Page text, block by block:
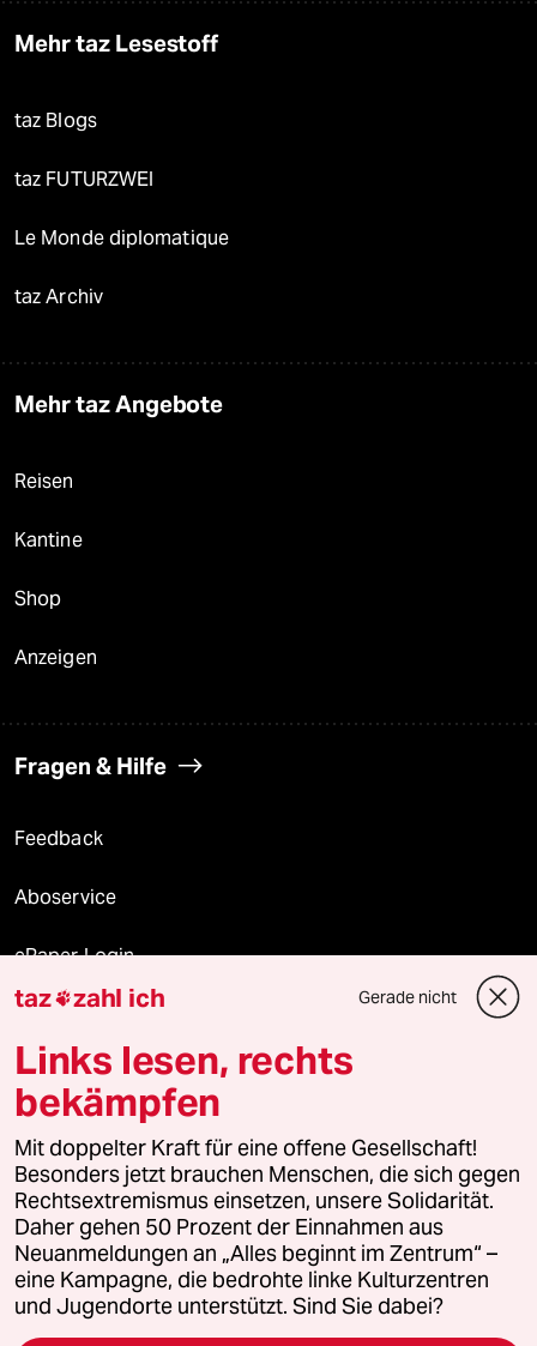
Mehr taz Lesestoff
taz Blogs
taz FUTURZWEI
Le Monde diplomatique
taz Archiv
Mehr taz Angebote
Reisen
Kantine
Shop
Anzeigen
Fragen & Hilfe
Feedback
Aboservice
ePaper Login
Downloads für Abonnierende
© 2026 taz Verlags und Vertriebs GmbH
Alle Rechte vorbehalten. Bei rechtlichen Fragen oder für Genehmigungen
wenden Sie sich bitte an
lizenzen@taz.de
Feedback Redaktionsstatut Kommune-Richtlinien
Leitlinie Informant Datenschutz Impressum AGB
taz zahl ich Gerade nicht
Links lesen, rechts
bekämpfen
Mit doppelter Kraft für eine offene Gesellschaft!
Besonders jetzt brauchen Menschen, die sich gegen
Rechtsextremismus einsetzen, unsere Solidarität.
Daher gehen 50 Prozent der Einnahmen aus
Neuanmeldungen an „Alles beginnt im Zentrum“ –
eine Kampagne, die bedrohte linke Kulturzentren
und Jugendorte unterstützt. Sind Sie dabei?